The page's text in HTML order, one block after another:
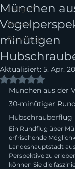
Heligolf
Reisen
Rundflüge
München
minütigen
Aktualisiert: 5. Apr.
Mit NaN von 5
München aus der
30-minütiger
Hubschrauberflug
Ein Rundflug über
erfrischende
Landeshauptstadt
Perspektive zu
können Sie die